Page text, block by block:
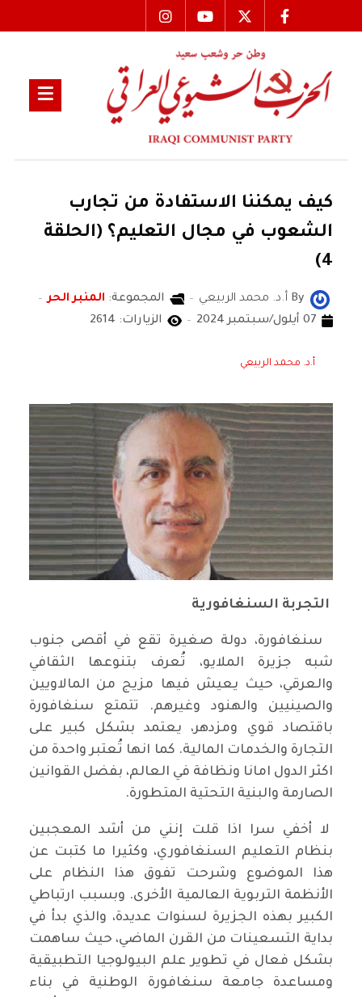
كيف يمكننا الاستفادة من تجارب
الشعوب في مجال التعليم؟ (الحلقة
4)
By أ.د. محمد الربيعي المجموعة: المنبر الحر
07 أيلول/سبتمبر 2024
الزيارات: 2614
أ.د. محمد الربيعي
التجربة السنغافورية
سنغافورة، دولة صغيرة تقع في أقصى جنوب
شبه جزيرة الملايو، تُعرف بتنوعها الثقافي
والعرقي، حيث يعيش فيها مزيج من المالاويين
والصينيين والهنود وغيرهم. تتمتع سنغافورة
باقتصاد قوي ومزدهر، يعتمد بشكل كبير على
التجارة والخدمات المالية. كما انها تُعتبر واحدة من
اكثر الدول امانا ونظافة في العالم، بفضل القوانين
الصارمة والبنية التحتية المتطورة.
لا أخفي سرا اذا قلت إنني من أشد المعجبين
بنظام التعليم السنغافوري، وكثيرا ما كتبت عن
هذا الموضوع وشرحت تفوق هذا النظام على
الأنظمة التربوية العالمية الأخرى. وبسبب ارتباطي
الكبير بهذه الجزيرة لسنوات عديدة، والذي بدأ في
بداية التسعينات من القرن الماضي، حيث ساهمت
بشكل فعال في تطوير علم البيولوجيا التطبيقية
ومساعدة جامعة سنغافورة الوطنية في بناء